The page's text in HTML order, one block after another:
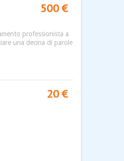
500 €
professionista a
una decina di parole
20 €